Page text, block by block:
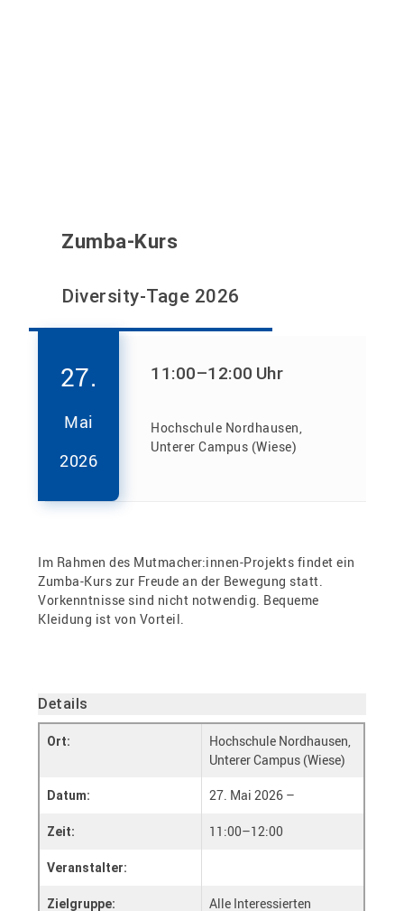
Zumba-Kurs
Diversity-Tage 2026
27.
Mai
2026
11:00–12:00 Uhr
Hochschule Nordhausen,
Unterer Campus (Wiese)
Im Rahmen des Mutmacher:innen-Projekts findet ein
Zumba-Kurs zur Freude an der Bewegung statt.
Vorkenntnisse sind nicht notwendig. Bequeme
Kleidung ist von Vorteil.
Details
Ort:
Hochschule Nordhausen,
Unterer Campus (Wiese)
Datum: 27. Mai 2026 –
Zeit: 11:00–12:00
Veranstalter:
Zielgruppe: Alle Interessierten